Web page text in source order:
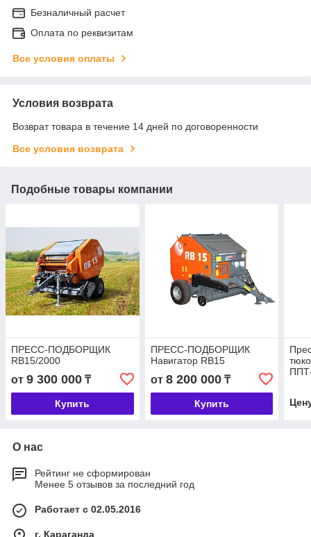
Безналичный расчет
Оплата по реквизитам
Все условия оплаты
Условия возврата
Возврат товара в течение 14 дней по договоренности
Все условия возврата
Подобные товары компании
ПРЕСС-ПОДБОРЩИК
RB15/2000
от 9 300 000 ₸
Купить
ПРЕСС-ПОДБОРЩИК
Навигатор RB15
от 8 200 000₸
Купить
О нас
Рейтинг не сформирован
Менее 5 отзывов за последний год
Работает с 02.05.2016
г. Караганда